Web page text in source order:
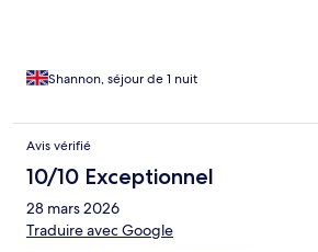
Shannon, séjour de 1 nuit
Avis vérifié
10/10 Exceptionnel
28 mars 2026
Traduire avec Google